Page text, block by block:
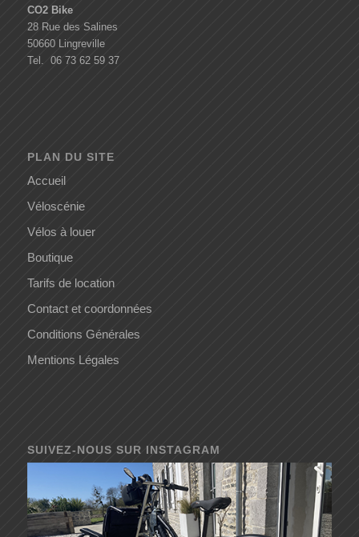
CO2 Bike
28 Rue des Salines
50660 Lingreville
Tel. 06 73 62 59 37
PLAN DU SITE
Accueil
Véloscénie
Vélos à louer
Boutique
Tarifs de location
Contact et coordonnées
Conditions Générales
Mentions Légales
SUIVEZ-NOUS SUR INSTAGRAM